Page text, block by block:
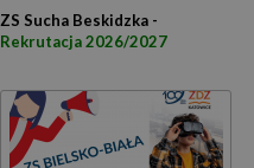
ZS Sucha Beskidzka -
Rekrutacja 2026/2027